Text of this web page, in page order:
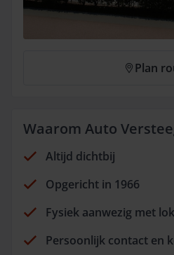
Plan
Waarom Auto
Altijd dichtbij
Opgericht in 1966
Fysiek aanwezig met
Persoonlijk contact en